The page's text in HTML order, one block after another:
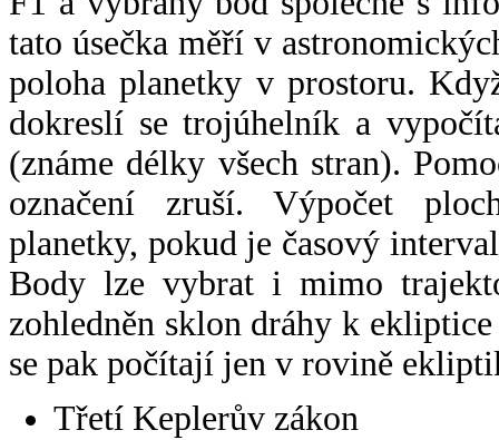
tato úsečka měří v
poloha planetky v prostoru.
dokreslí se trojúhelník a
(známe délky všech stran).
označení zruší. Výpočet
planetky, pokud je časový
Body lze vybrat i mimo
zohledněn sklon dráhy k
se pak počítají jen v rovině
Třetí Keplerův zákon